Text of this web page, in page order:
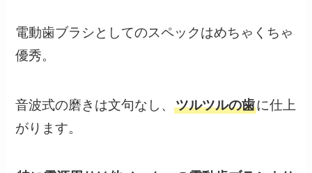
電動歯ブラシとしてのスペックはめちゃくちゃ
優秀。
音波式の磨きは文句なし、ツルツルの歯に仕上
がります。